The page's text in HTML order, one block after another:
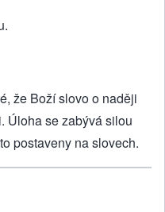
že Boží slovo o naději
Úloha se zabývá silou
postaveny na slovech.